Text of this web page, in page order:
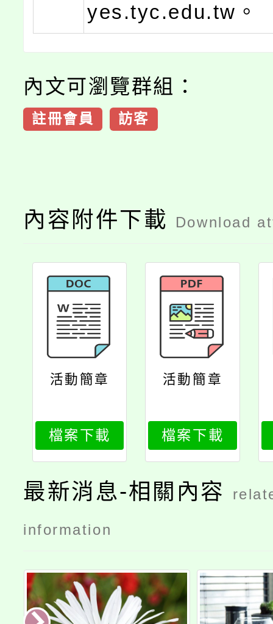
yes.tyc.edu.tw。
內文可瀏覽群組：
註冊會員 訪客
內容附件下載 Download
活動簡章
檔案下載
活動簡章
檔案下載
最新消息-相關內容
information